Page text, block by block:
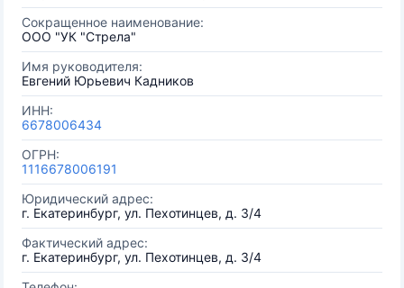
Сокращенное наименование:
ООО "УК "Стрела"
Имя руководителя:
Евгений Юрьевич Кадников
ИНН:
6678006434
ОГРН:
1116678006191
Юридический адрес:
г. Екатеринбург, ул. Пехотинцев, д. 3/4
Фактический адрес:
г. Екатеринбург, ул. Пехотинцев, д. 3/4